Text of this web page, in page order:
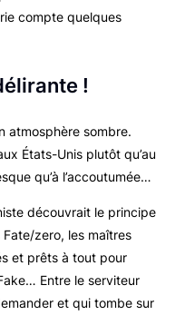
compte quelques
!
atmosphère sombre.
États-Unis plutôt qu’au
qu’à l’accoutumée…
découvrait le principe
Fate/zero, les maîtres
et prêts à tout pour
Entre le serviteur
et qui tombe sur